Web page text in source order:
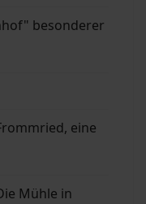
besonderer
eine
Mühle in